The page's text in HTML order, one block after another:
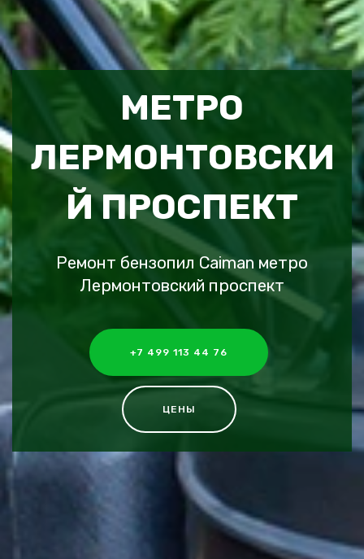
МЕТРО
ЛЕРМОНТОВСКИ
Й ПРОСПЕКТ
Ремонт бензопил Caiman метро
Лермонтовский проспект
+7 499 113 44 76
ЦЕНЫ